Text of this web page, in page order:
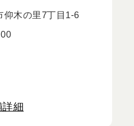
仰木の里7丁目1-6
詳細